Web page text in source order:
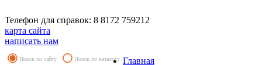
Телефон для справок: 8 8172 759212
карта сайта
написать нам
Поиск по сайту Поиск по каталогу Главная